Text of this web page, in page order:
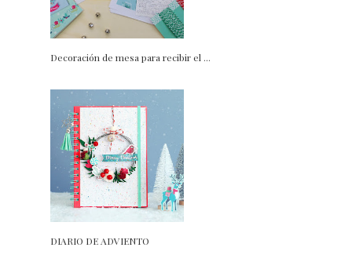
Decoración de mesa para recibir el ...
DIARIO DE ADVIENTO